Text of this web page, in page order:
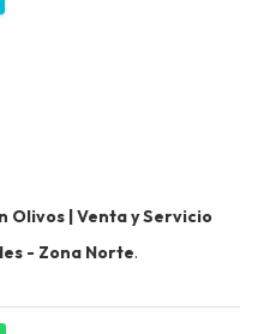
Olivos | Venta y Servicio
- Zona Norte.